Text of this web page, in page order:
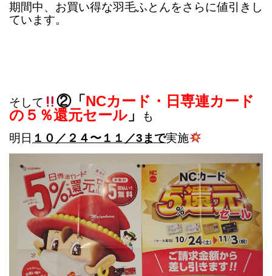
期間中、お買い得な羽毛ふとんをさらに値引きし
ています。
そして ②「 NCカード・日専連カード
の５％還元セール 」
も
明日 １０／２４〜１１／3まで実施